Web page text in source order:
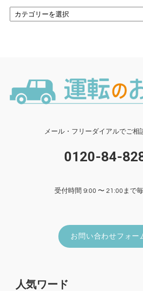
コ
ン
メール・フリーダイアルでご相
0120-84-
受付時間 9:00 〜 21:00まで
お問い合わせフォー
人気ワード